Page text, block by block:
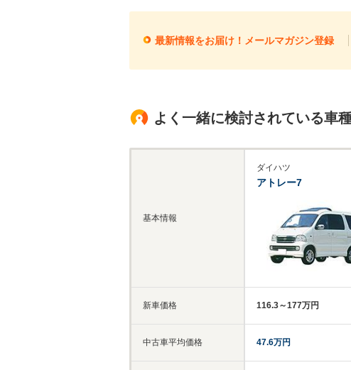
最新情報をお届け！メールマガジン登録
よく一緒に検討されている車
基本情報
新車価格
中古車平均価格
ダイハツ
アトレー7
116.3～177万円
47.6万円